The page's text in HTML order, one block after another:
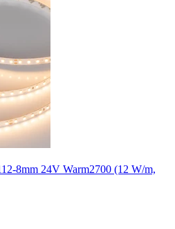
8mm 24V Warm2700 (12 W/m,